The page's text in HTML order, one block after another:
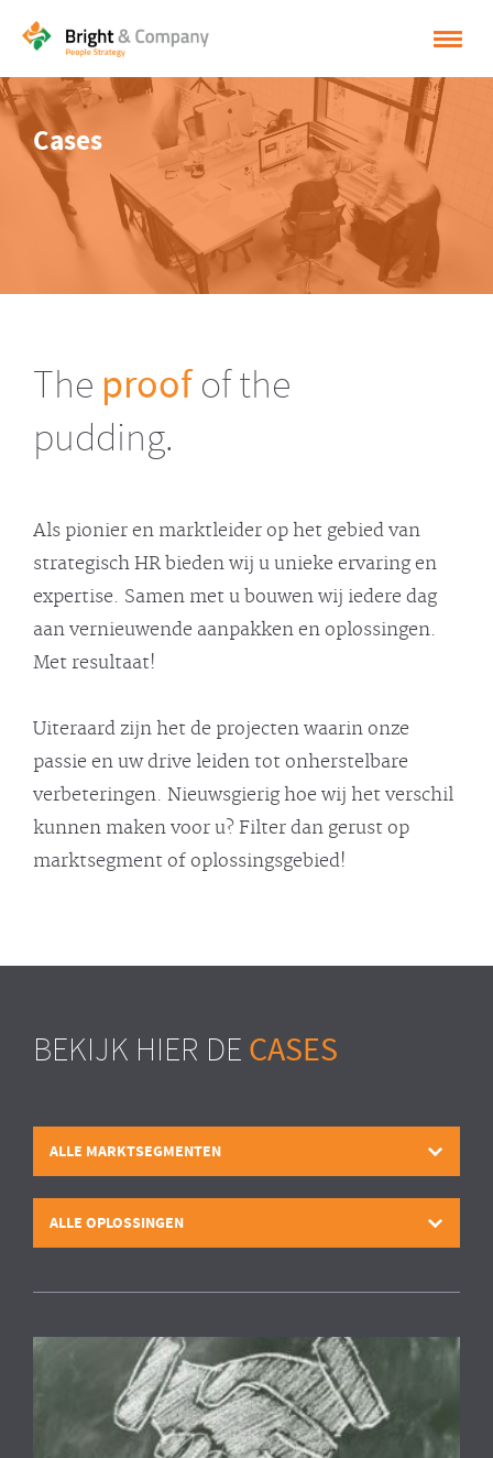
HOME
OPLOSSINGEN
INSPIRATIE
OVER BRIGHT & COMPANY
NEDERLANDS
Cases
The proofof the
pudding.
Als pionier en marktleider op het gebied van
strategisch HR bieden wij u unieke ervaring en
expertise. Samen met u bouwen wij iedere dag
aan vernieuwende aanpakken en oplossingen.
Met resultaat!
Uiteraard zijn het de projecten waarin onze
passie en uw drive leiden tot onherstelbare
verbeteringen. Nieuwsgierig hoe wij het verschil
kunnen maken voor u? Filter dan gerust op
marktsegment of oplossingsgebied!
BEKIJK HIER DE CASES
ALLE MARKTSEGMENTEN
ALLE OPLOSSINGEN